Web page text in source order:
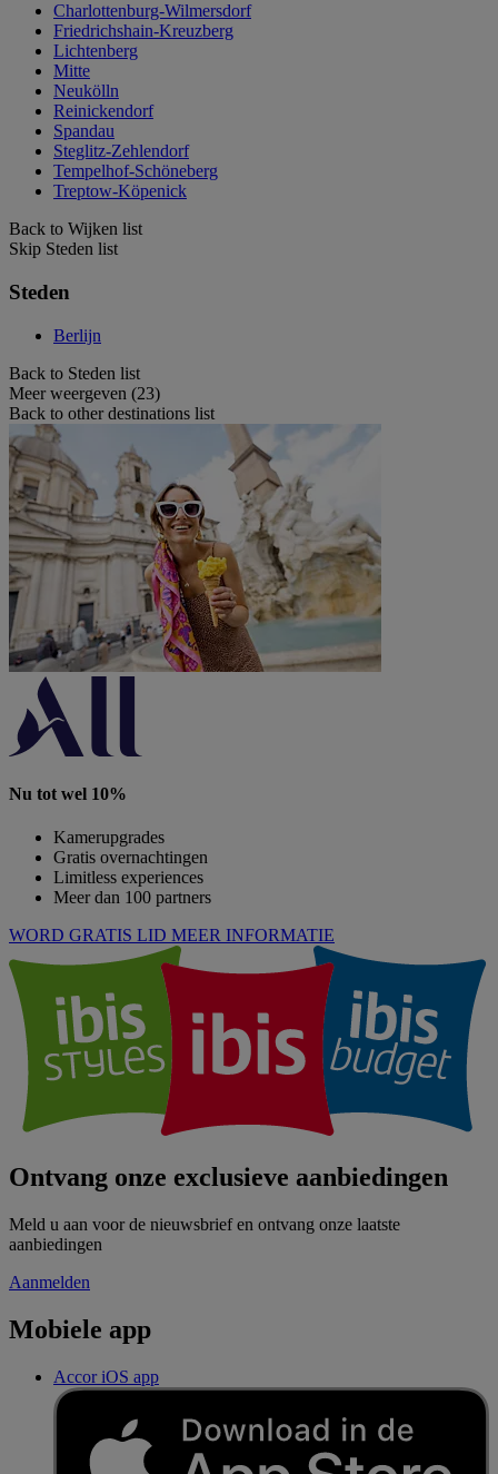
Charlottenburg-Wilmersdorf
Friedrichshain-Kreuzberg
Lichtenberg
Mitte
Neukölln
Reinickendorf
Spandau
Steglitz-Zehlendorf
Tempelhof-Schöneberg
Treptow-Köpenick
Back to Wijken list
Skip Steden list
Steden
Berlijn
Back to Steden list
Meer weergeven (23)
Back to other destinations list
Nu tot wel 10%
Kamerupgrades
Gratis overnachtingen
Limitless experiences
Meer dan 100 partners
WORD GRATIS LID MEER INFORMATIE
Ontvang onze exclusieve aanbiedingen
Meld u aan voor de nieuwsbrief en ontvang onze laatste
aanbiedingen
Aanmelden
Mobiele app
Accor iOS app